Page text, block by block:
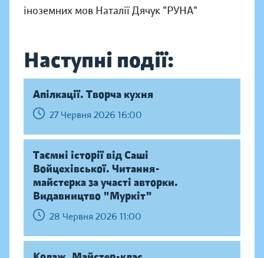
іноземних мов Наталії Дячук "РУНА"
Наступні події:
Апілкації. Творча кухня
27 Червня 2026 16:00
Таємні історії від Саші
Войцехівської. Читання-
майстерка за участі авторки.
Видавництво "Муркіт"
28 Червня 2026 11:00